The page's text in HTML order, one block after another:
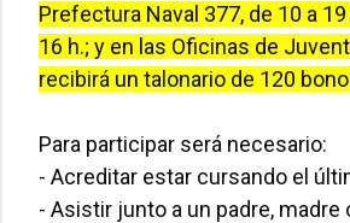
Prefectura Naval 377, de 10 a
16 h.; y en las Oficinas de
recibirá un talonario de 120
Para participar será necesario:
- Acreditar estar cursando el
- Asistir junto a un padre,